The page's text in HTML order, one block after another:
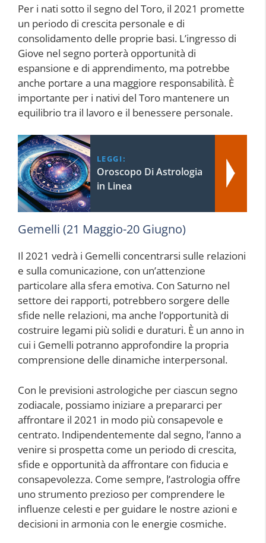
Per i nati sotto il segno del Toro, il 2021 promette
un periodo di crescita personale e di
consolidamento delle proprie basi. L’ingresso di
Giove nel segno porterà opportunità di
espansione e di apprendimento, ma potrebbe
anche portare a una maggiore responsabilità. È
importante per i nativi del Toro mantenere un
equilibrio tra il lavoro e il benessere personale.
LEGGI:
Oroscopo Di Astrologia
in Linea
Gemelli (21 Maggio-20 Giugno)
Il 2021 vedrà i Gemelli concentrarsi sulle relazioni
e sulla comunicazione, con un’attenzione
particolare alla sfera emotiva. Con Saturno nel
settore dei rapporti, potrebbero sorgere delle
sfide nelle relazioni, ma anche l’opportunità di
costruire legami più solidi e duraturi. È un anno in
cui i Gemelli potranno approfondire la propria
comprensione delle dinamiche interpersonal.
Con le previsioni astrologiche per ciascun segno
zodiacale, possiamo iniziare a prepararci per
affrontare il 2021 in modo più consapevole e
centrato. Indipendentemente dal segno, l’anno a
venire si prospetta come un periodo di crescita,
sfide e opportunità da affrontare con fiducia e
consapevolezza. Come sempre, l’astrologia offre
uno strumento prezioso per comprendere le
influenze celesti e per guidare le nostre azioni e
decisioni in armonia con le energie cosmiche.